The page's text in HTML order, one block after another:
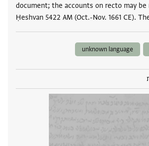
document; the accounts on recto may
Ḥeshvan 5422 AM (Oct.-Nov. 1661 CE).
unknown language